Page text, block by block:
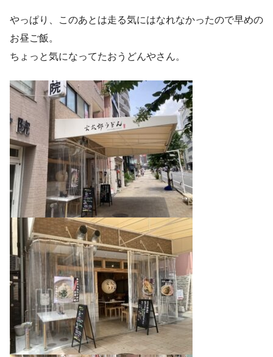
やっぱり、このあとは走る気にはなれなかったので早めの
お昼ご飯。
ちょっと気になってたおうどんやさん。